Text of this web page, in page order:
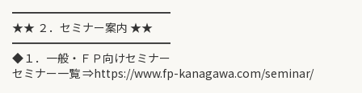
━━━━━━━━━━━━━━
★★ ２．セミナー案内 ★★
━━━━━━━━━━━━━━
◆１．一般・ＦＰ向けセミナー
セミナー一覧 ⇒https://www.fp-kanagawa.com/seminar/